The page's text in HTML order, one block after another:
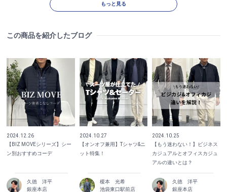
もっと見る
この商品を紹介したブログ
2024.12.26
【BIZ MOVEシリーズ】シー
ン別おすすめコーデ
久徳 洋平
銀座本店
2024.10.27
【オンオフ兼用】Tシャツ&ニ
ット特集！
榎本 光希
池袋東口駅前店
2024.10.25
【もう迷わない！】ビジネス
カジュアルとオフィスカジュ
アルの違いとは？
久徳 洋平
銀座本店